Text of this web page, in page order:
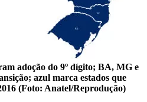
adoção do 9º dígito; BA, MG e
azul marca estados que
(Foto: Anatel/Reprodução)